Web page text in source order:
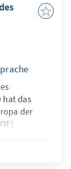
hat das
der